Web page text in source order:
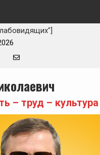
mail
– труд – культура